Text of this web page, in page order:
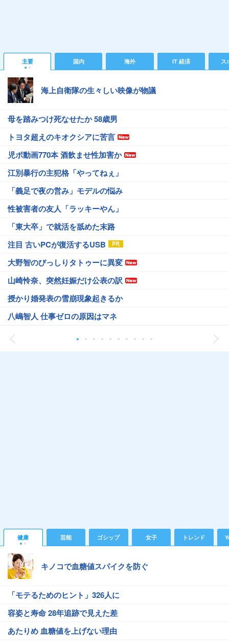
主要 国内 海外 IT 経済 ス
海上自衛隊の生々しい映像が物議
母を踏みつけ死なせたか 58歳男
トヨタ超えのキオクシアに苦言
児ポ動画770本 酒飲ませ性加害か
江別暴行の主犯格「やってねぇ」
「義足で夜の営み」モデルの悩み
性被害者の友人「ラッキーやん」
「東大卒」で就活を舐めた末路
注目 古いPCが復活するUSB
大野智のびっしりタトゥーに異変
山崎怜奈、突然妊娠だけ公表の訳
授かり婚発表の雪崩現象起きるか
八嶋智人 仕事ゼロの原因はマネ
健康 芸能 ゴシップ 女子 トレンド
キノコで血糖値スパイクを防ぐ
「モテるためのヒント」326人に
容姿と寿命 28年追跡で見えた差
あたりめ 血糖値を上げない理由